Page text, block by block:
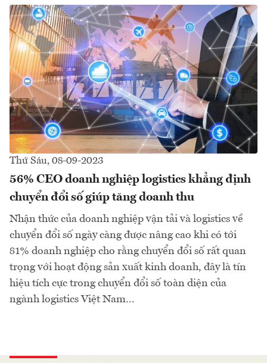
Thứ Sáu, 08-09-2023
56% CEO doanh nghiệp logistics khẳng định
chuyển đổi số giúp tăng doanh thu
Nhận thức của doanh nghiệp vận tải và logistics về
chuyển đổi số ngày càng được nâng cao khi có tới
81% doanh nghiệp cho rằng chuyển đổi số rất quan
trọng với hoạt động sản xuất kinh doanh, đây là tín
hiệu tích cực trong chuyển đổi số toàn diện của
ngành logistics Việt Nam...